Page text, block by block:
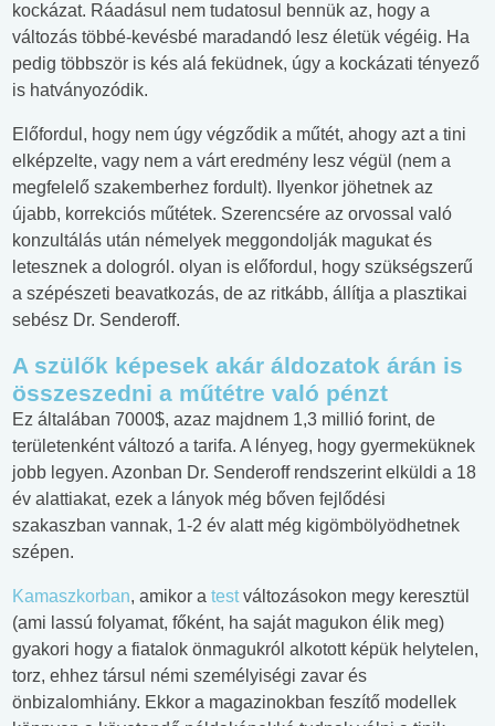
kockázat. Ráadásul nem tudatosul bennük az, hogy a
változás többé-kevésbé maradandó lesz életük végéig. Ha
pedig többször is kés alá feküdnek, úgy a kockázati tényező
is hatványozódik.
Előfordul, hogy nem úgy végződik a műtét, ahogy azt a tini
elképzelte, vagy nem a várt eredmény lesz végül (nem a
megfelelő szakemberhez fordult). Ilyenkor jöhetnek az
újabb, korrekciós műtétek. Szerencsére az orvossal való
konzultálás után némelyek meggondolják magukat és
letesznek a dologról. olyan is előfordul, hogy szükségszerű
a szépészeti beavatkozás, de az ritkább, állítja a plasztikai
sebész Dr. Senderoff.
A szülők képesek akár áldozatok árán is
összeszedni a műtétre való pénzt
Ez általában 7000$, azaz majdnem 1,3 millió forint, de
területenként változó a tarifa. A lényeg, hogy gyermeküknek
jobb legyen. Azonban Dr. Senderoff rendszerint elküldi a 18
év alattiakat, ezek a lányok még bőven fejlődési
szakaszban vannak, 1-2 év alatt még kigömbölyödhetnek
szépen.
Kamaszkorban, amikor a testváltozásokon megy keresztül
(ami lassú folyamat, főként, ha saját magukon élik meg)
gyakori hogy a fiatalok önmagukról alkotott képük helytelen,
torz, ehhez társul némi személyiségi zavar és
önbizalomhiány. Ekkor a magazinokban feszítő modellek